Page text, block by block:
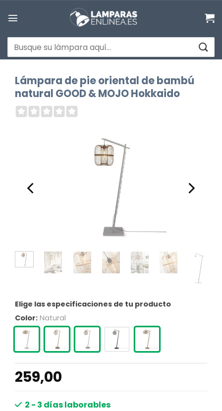
Buscar
por:
Lámpara de pie oriental de bambú
natural GOOD & MOJO Hokkaido
Elige las especificaciones de tu producto
Color: Natural
259,00
2 - 3 días laborables